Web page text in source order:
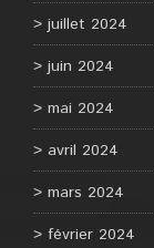
juillet 2024
juin 2024
mai 2024
avril 2024
mars 2024
février 2024